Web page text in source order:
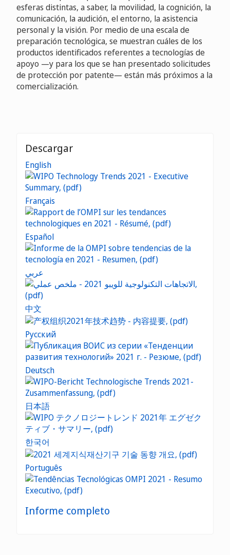
esferas distintas, a saber, la movilidad, la cognición, la
comunicación, la audición, el entorno, la asistencia
personal y la visión. Por medio de una escala de
preparación tecnológica, se muestran cuáles de los
productos identificados referentes a tecnologías de
apoyo —y para los que se han presentado solicitudes
de protección por patente— están más próximos a la
comercialización.
Descargar
English
Français
Español
عربي
中文
Русский
Deutsch
日本語
한국어
Português
Informe completo